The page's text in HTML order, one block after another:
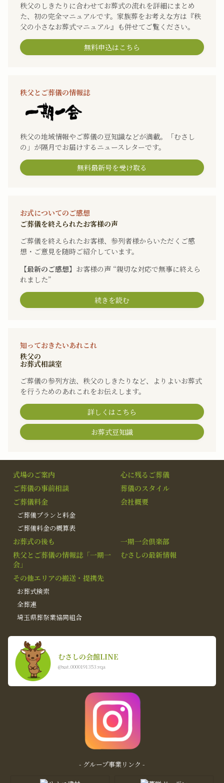
秩父のしきたりに合わせてお葬式の流れを詳細にまとめ
た、初の完全マニュアルです。家族葬をお考えな方は『秩
父の小さなお葬式マニュアル』も併せてご覧ください。
無料申込はこちら
秩父とご葬儀の情報誌
秩父の地域情報やご葬儀の豆知識などが満載。「むさし
の」が隔月でお届けするニュースレターです。
無料最新号を受け取る
お式についてのご感想
ご葬儀を終えられたお客様の声
ご葬儀を終えられたお客様、参列者様からいただくご感
想・ご意見を随時ご紹介しています。
【最新のご感想】 お客様の声 “親切な対応で無事に終えら
れました”
続きを読む
知っておきたいあれこれ
秩父の
お葬式相談室
ご葬儀の参列方法、秩父のしきたりなど、よりよいお葬式
を行うためのあれこれをお伝えします。
詳しくはこちら
お葬式豆知識
式場のご案内
心に残るご葬儀
ご葬儀の事前相談
葬儀のスタイル
ご葬儀料金
ご葬儀プランと料金
ご葬儀料金の概算表
会社概要
お葬式の後も
一期一会倶楽部
秩父とご葬儀の情報誌「一期一
会」
むさしの最新情報
その他エリアの搬送・提携先
お葬式検索
全葬連
埼玉県葬祭業協同組合
むさしの会館LINE
@xat.0000191353.vqa
- グループ事業リンク -